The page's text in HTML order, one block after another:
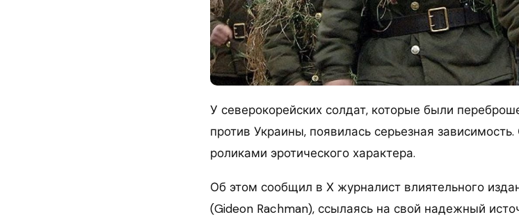
У северокорейских солдат, которые были
против Украины, появилась серьезная
роликами эротического характера.
Об этом сообщил в Х журналист влиятельного
(Gideon Rachman), ссылаясь на свой надежный